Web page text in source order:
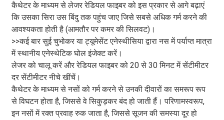
कैथेटर के माध्यम से लेजर रेडियल फाइबर को इस प्रकार से आगे बढ़ाएं
कि उसका सिरा उस बिंदु तक पहुंच जाए जिसे सबसे अधिक गर्म करने की
आवश्यकता होती है (आमतौर पर कमर की सिलवट)।
>>कई बार सुई चुभोकर या ट्यूमेसेंट एनेस्थीसिया द्वारा नस में पर्याप्त मात्रा
में स्थानीय एनेस्थेटिक घोल इंजेक्ट करें।
लेजर को चालू करें और रेडियल फाइबर को 20 से 30 मिनट में सेंटीमीटर
दर सेंटीमीटर नीचे खींचें।
कैथेटर के माध्यम से नसों को गर्म करने से उनकी दीवारों का समरूप रूप
से विघटन होता है, जिससे वे सिकुड़कर बंद हो जाती हैं। परिणामस्वरूप,
इन नसों में रक्त प्रवाह रुक जाता है, जिससे सूजन की समस्या दूर हो